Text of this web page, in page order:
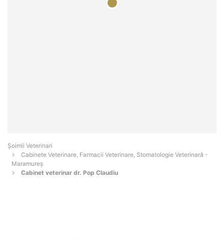
Șoimii Veterinari
Cabinete Veterinare, Farmacii Veterinare, Stomatologie Veterinară -
Maramureş
Cabinet veterinar dr. Pop Claudiu